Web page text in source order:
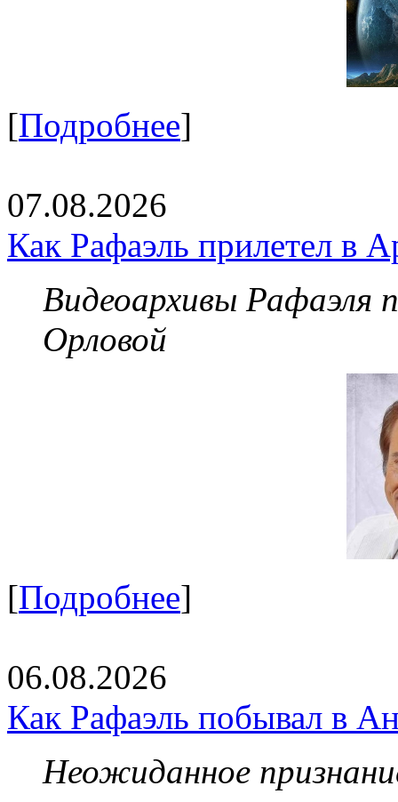
[Подробнее]
07.08.2026
Как Рафаэль прилетел в
Видеоархивы Рафаэля
Орловой
[Подробнее]
06.08.2026
Как Рафаэль побывал в
Неожиданное